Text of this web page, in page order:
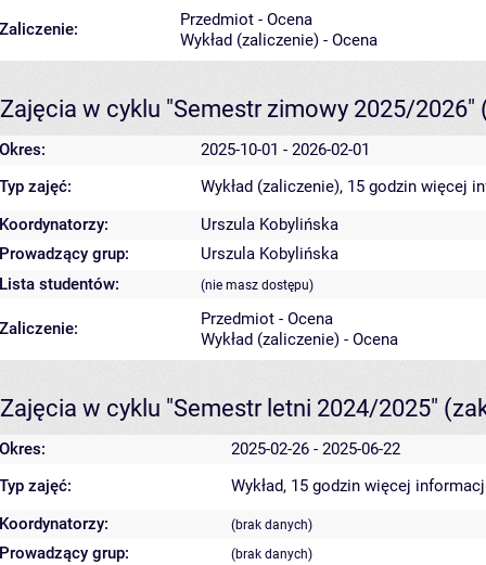
Zaliczenie:
Przedmiot - Ocena
Wykład (zaliczenie) - Ocena
Zajęcia w cyklu "Semestr zimowy 2025/2026"
Okres:
2025-10-01 - 2026-02-01
Typ zajęć:
Wykład (zaliczenie), 15 godzin więcej
Koordynatorzy:
Urszula Kobylińska
Prowadzący grup:
Urszula Kobylińska
Lista studentów:
(nie masz dostępu)
Zaliczenie:
Przedmiot - Ocena
Wykład (zaliczenie) - Ocena
Zajęcia w cyklu "Semestr letni 2024/2025"
Okres:
2025-02-26 - 2025-06-22
Typ zajęć:
Wykład, 15 godzin więcej
Koordynatorzy:
(brak danych)
Prowadzący grup: (brak danych)